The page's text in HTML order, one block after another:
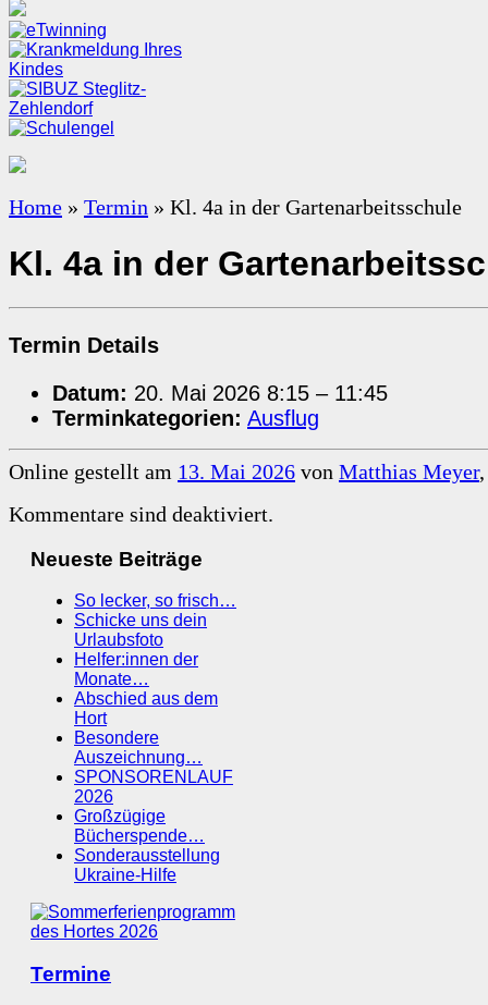
Home » Termin » Kl. 4a in der Gartenarbeitsschule
Kl. 4a in der
Termin Details
Datum: 20. Mai 2026 8:15 – 11:45
Terminkategorien: Ausflug
Online gestellt am 13. Mai 2026 von Matthias Meyer
Kommentare sind deaktiviert.
Neueste Beiträge
So lecker, so frisch…
Schicke uns dein
Urlaubsfoto
Helfer:innen der
Monate…
Abschied aus dem
Hort
Besondere
Auszeichnung…
SPONSORENLAUF
2026
Großzügige
Bücherspende…
Sonderausstellung
Ukraine-Hilfe
Termine